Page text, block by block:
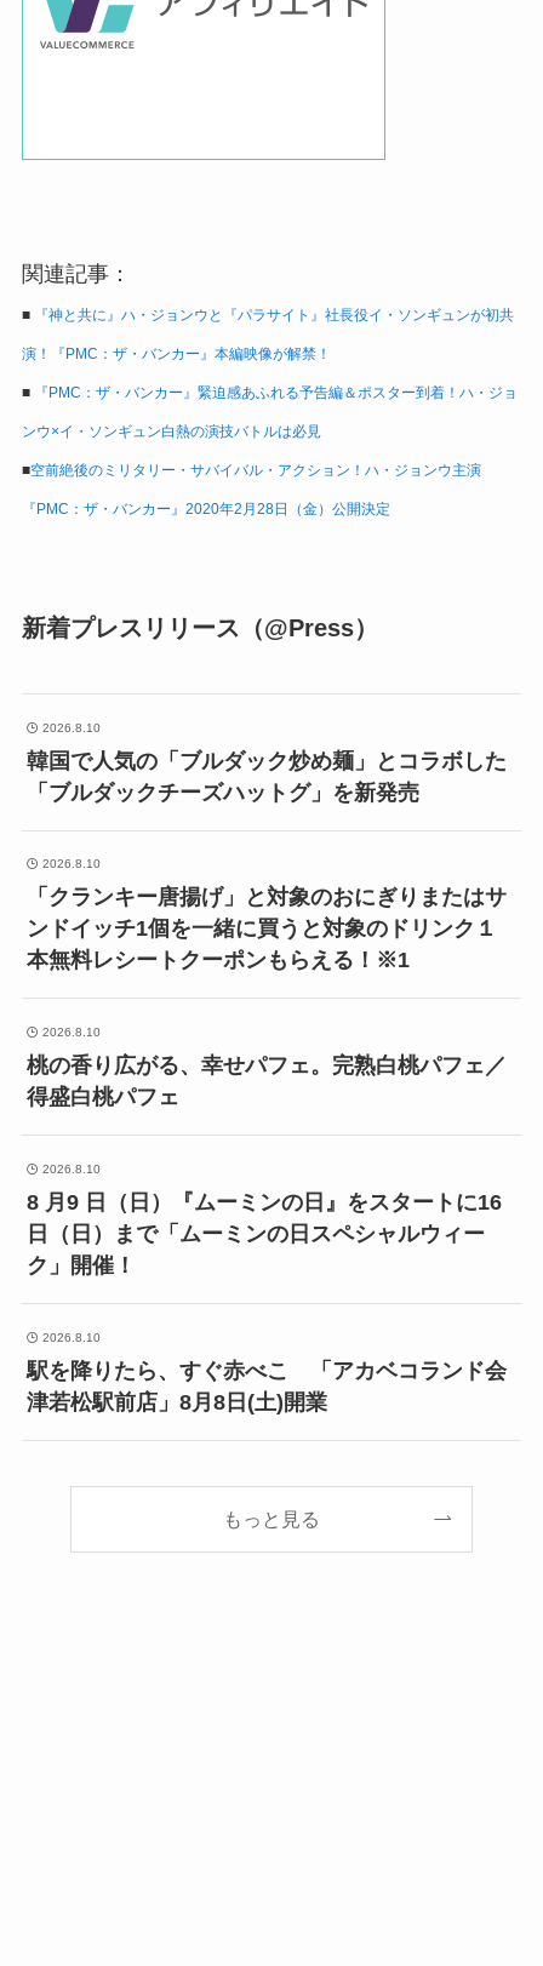
関連記事：
■ 『神と共に』ハ・ジョンウと『パラサイト』社長役イ・ソンギュンが初共
演！『PMC：ザ・バンカー』本編映像が解禁！
■ 『PMC：ザ・バンカー』緊迫感あふれる予告編＆ポスター到着！ハ・ジョ
ンウ×イ・ソンギュン白熱の演技バトルは必見
■空前絶後のミリタリー・サバイバル・アクション！ハ・ジョンウ主演
『PMC：ザ・バンカー』2020年2月28日（金）公開決定
新着プレスリリース（@Press）
2026.8.10
韓国で人気の「ブルダック炒め麺」とコラボした
「ブルダックチーズハットグ」を新発売
2026.8.10
「クランキー唐揚げ」と対象のおにぎりまたはサ
ンドイッチ1個を一緒に買うと対象のドリンク１
本無料レシートクーポンもらえる！※1
2026.8.10
桃の香り広がる、幸せパフェ。完熟白桃パフェ／
得盛白桃パフェ
2026.8.10
8 月9 日（日）『ムーミンの日』をスタートに16
日（日）まで「ムーミンの日スペシャルウィー
ク」開催！
2026.8.10
駅を降りたら、すぐ赤べこ 「アカベコランド会
津若松駅前店」8月8日(土)開業
もっと見る